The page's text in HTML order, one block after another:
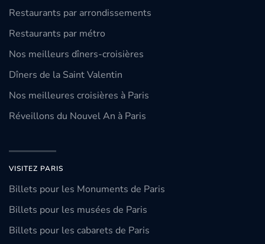
Restaurants par arrondissements
Restaurants par métro
Nos meilleurs dîners-croisières
Dîners de la Saint Valentin
Nos meilleures croisières à Paris
Réveillons du Nouvel An à Paris
VISITEZ PARIS
Billets pour les Monuments de Paris
Billets pour les musées de Paris
Billets pour les cabarets de Paris